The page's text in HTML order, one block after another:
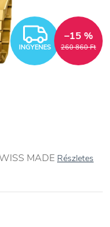
INGYENES 260 860 Ft
–15 %
MADE Részletes